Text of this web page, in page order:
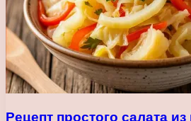
Рецепт простого салата из